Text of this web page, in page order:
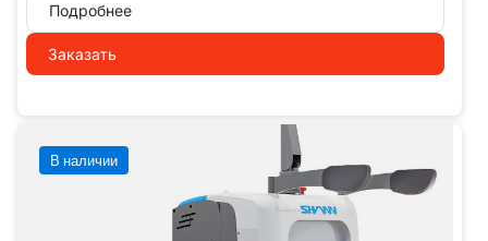
Подробнее
Заказать
В наличии